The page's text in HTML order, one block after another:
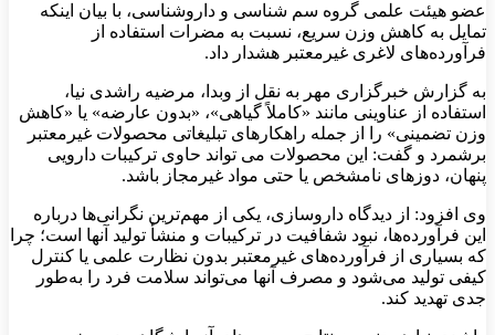
عضو هیئت علمی گروه سم شناسی و داروشناسی، با بیان اینکه
تمایل به کاهش وزن سریع، نسبت به مضرات استفاده از
فرآورده‌های لاغری غیرمعتبر هشدار داد.
به گزارش خبرگزاری مهر به نقل از وبدا، مرضیه راشدی نیا،
استفاده از عناوینی مانند «کاملاً گیاهی»، «بدون عارضه» یا «کاهش
وزن تضمینی» را از جمله راهکارهای تبلیغاتی محصولات غیرمعتبر
برشمرد و گفت: این محصولات می تواند حاوی ترکیبات دارویی
پنهان، دوزهای نامشخص یا حتی مواد غیرمجاز باشد.
وی افزود: از دیدگاه داروسازی، یکی از مهم‌ترین نگرانی‌ها درباره
این فرآورده‌ها، نبود شفافیت در ترکیبات و منشأ تولید آنها است؛ چرا
که بسیاری از فرآورده‌های غیرمعتبر بدون نظارت علمی یا کنترل
کیفی تولید می‌شود و مصرف آنها می‌تواند سلامت فرد را به‌طور
جدی تهدید کند.